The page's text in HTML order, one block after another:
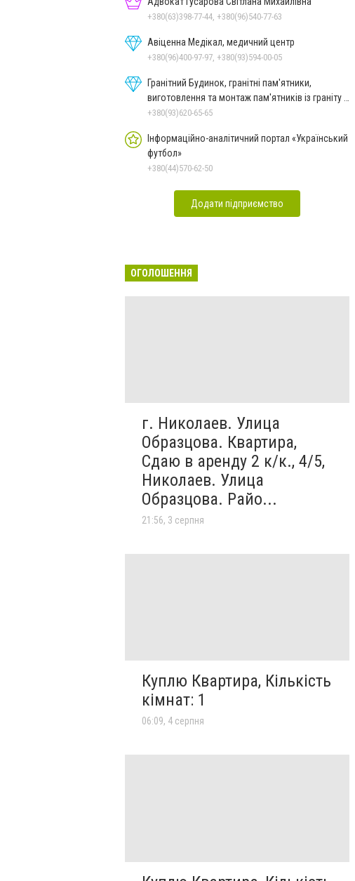
+380(63)398-77-44, +380(96)540-77-63
Авіценна Медікал, медичний центр
+380(96)400-97-97, +380(93)594-00-05
Гранітний Будинок, гранітні пам'ятники,
виготовлення та монтаж пам'ятників із граніту в
Миколаєві
+380(93)620-65-65
Інформаційно-аналітичний портал «Український
футбол»
+380(44)570-62-50
Додати підприємство
ОГОЛОШЕННЯ
г. Николаев. Улица
Образцова. Квартира,
Сдаю в аренду 2 к/к., 4/5,
Николаев. Улица
Образцова. Райо...
21:56, 3 серпня
Куплю Квартира, Кількість
кімнат: 1
06:09, 4 серпня